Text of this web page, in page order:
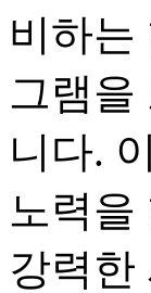
비하는
그램
니다.
노력
강력한